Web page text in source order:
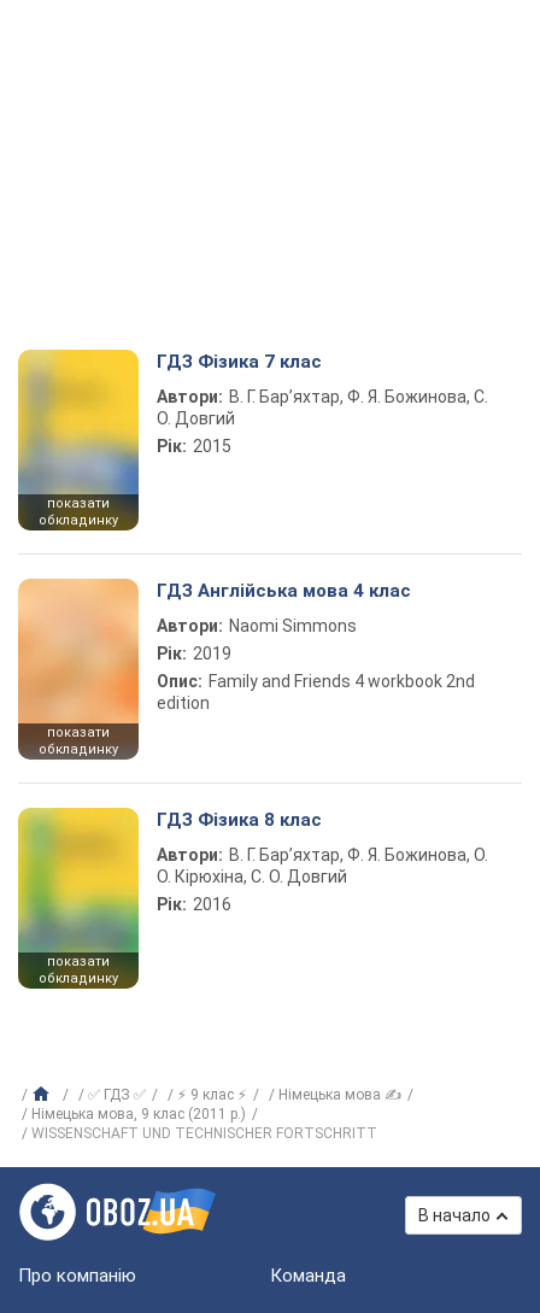
показати
обкладинку
ГДЗ Фізика 7 клас
Автори: В. Г. Бар’яхтар, Ф. Я. Божинова, С.
О. Довгий
Рік: 2015
показати
обкладинку
ГДЗ Англійська мова 4 клас
Автори: Naomi Simmons
Рік: 2019
Опис: Family and Friends 4 workbook 2nd
edition
показати
обкладинку
ГДЗ Фізика 8 клас
Автори: В. Г. Бар’яхтар, Ф. Я. Божинова, О.
О. Кірюхіна, С. О. Довгий
Рік: 2016
✅ ГДЗ ✅ ⚡ 9 клас ⚡
Німецька мова ✍
Нiмецька мова, 9 клас (2011 р.)
WISSENSCHAFT UND TECHNISCHER FORTSCHRITT
В начало
Про компанію Команда